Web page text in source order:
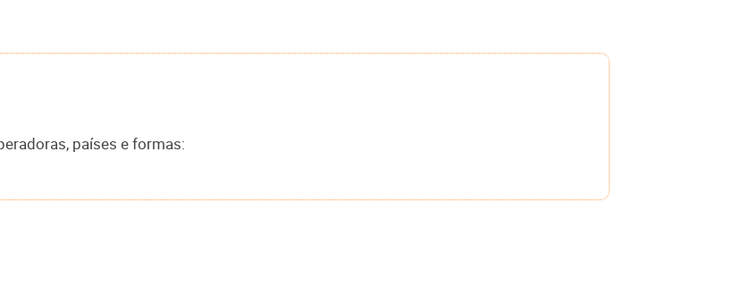
países e formas: